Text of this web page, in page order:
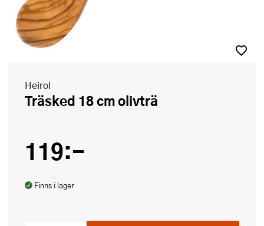
Heirol
Träsked 18 cm olivträ
119:-
Finns i lager